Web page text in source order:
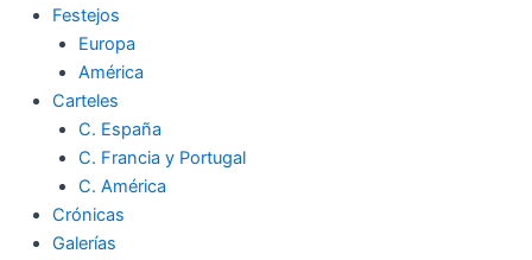
Festejos
Europa
América
Carteles
C. España
C. Francia y Portugal
C. América
Crónicas
Galerías